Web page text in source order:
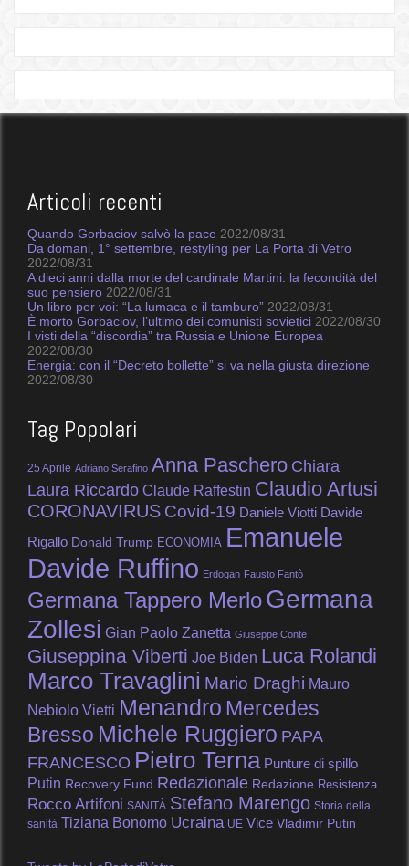
Articoli recenti
Quando Gorbaciov salvò la pace 2022/08/31
Da domani, 1° settembre, restyling per La Porta di Vetro
2022/08/31
A dieci anni dalla morte del cardinale Martini: la fecondità del
suo pensiero 2022/08/31
Un libro per voi: “La lumaca e il tamburo” 2022/08/31
È morto Gorbaciov, l’ultimo dei comunisti sovietici 2022/08/30
I visti della “discordia” tra Russia e Unione Europea
2022/08/30
Energia: con il “Decreto bollette” si va nella giusta direzione
2022/08/30
Tag Popolari
25 Aprile Adriano Serafino Anna Paschero Chiara
Laura Riccardo Claude Raffestin Claudio Artusi
CORONAVIRUS Covid-19 Daniele Viotti Davide
Rigallo Donald Trump ECONOMIA Emanuele
Davide Ruffino Erdogan Fausto Fantò
Germana Tappero MerloGermana
Zollesi Gian Paolo Zanetta Giuseppe Conte
Giuseppina Viberti Joe Biden Luca Rolandi
Marco Travaglini Mario Draghi Mauro
Nebiolo Vietti Menandro Mercedes
Bresso Michele Ruggiero PAPA
FRANCESCO Pietro Terna Punture di spillo
Putin Recovery Fund Redazionale Redazione Resistenza
Rocco Artifoni SANITÀ Stefano Marengo Storia della
sanità Tiziana Bonomo Ucraina UE Vice Vladimir Putin